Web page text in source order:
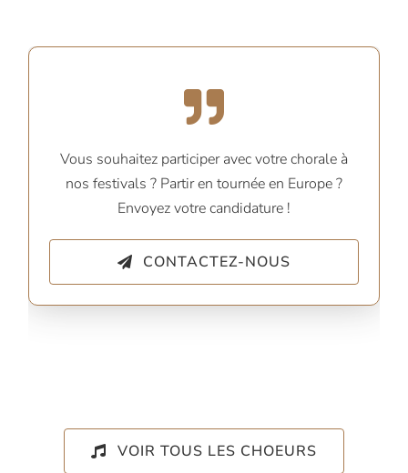
Vous souhaitez participer avec votre chorale à
nos festivals ? Partir en tournée en Europe ?
Envoyez votre candidature !
CONTACTEZ-NOUS
VOIR TOUS LES CHOEURS